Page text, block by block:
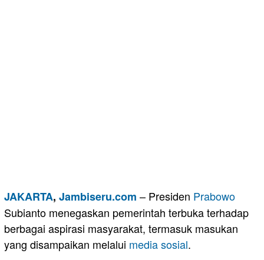
JAKARTA, Jambiseru.com – Presiden Prabowo
Subianto menegaskan pemerintah terbuka terhadap
berbagai aspirasi masyarakat, termasuk masukan
yang disampaikan melalui media sosial.